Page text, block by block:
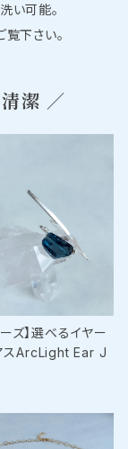
い可能。
下さい。
潔 ／
ーズ】選べるイヤー
スArcLight Ear J